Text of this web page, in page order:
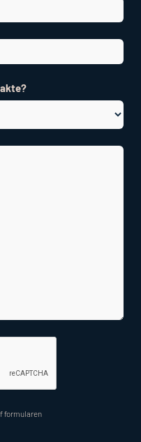
formularen